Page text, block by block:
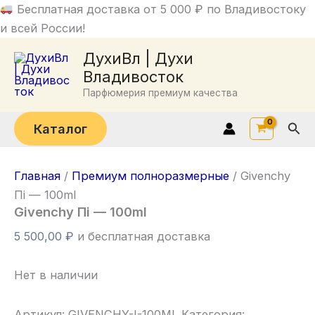
Бесплатная доставка от 5 000 ₽ по Владивостоку
и всей России!
Перейти
к
ДухиВл | Духи
Владивосток
Парфюмерия премиум качества
Каталог
Главная / Премиум полноразмерные / Givenchy
Пi — 100ml
Givenchy Пi — 100ml
5 500,00 ₽ и бесплатная доставка
Нет в наличии